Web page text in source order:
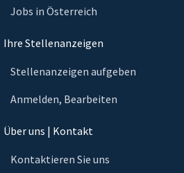
Jobs in Österreich
Ihre Stellenanzeigen
Stellenanzeigen aufgeben
Anmelden, Bearbeiten
Über uns | Kontakt
Kontaktieren Sie uns